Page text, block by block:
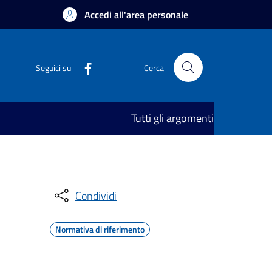
Accedi all'area personale
Seguici su Cerca
Tutti gli argomenti
Condividi
Normativa di riferimento